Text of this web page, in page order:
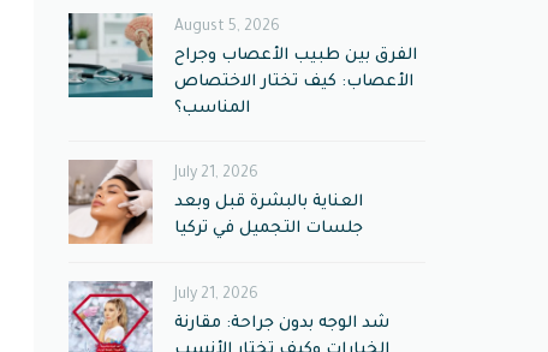
ن
:
August 5, 2026
الفرق بين طبيب الأعصاب وجراح
الأعصاب: كيف تختار الاختصاص
المناسب؟
July 21, 2026
العناية بالبشرة قبل وبعد
جلسات التجميل في تركيا
July 21, 2026
شد الوجه بدون جراحة: مقارنة